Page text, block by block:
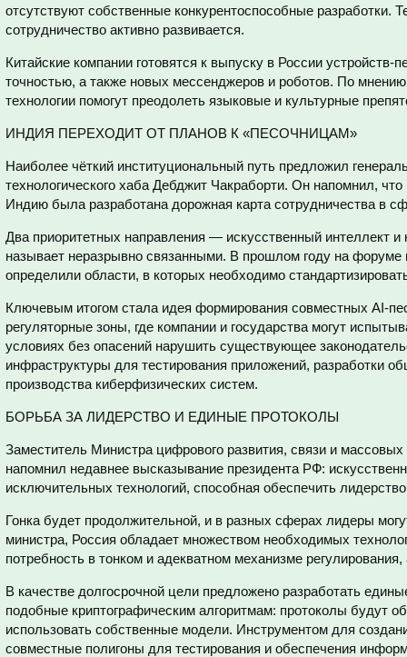
отсутствуют собственные конкурентоспособные разработки.
сотрудничество активно развивается.
Китайские компании готовятся к выпуску в России устройств-
точностью, а также новых мессенджеров и роботов. По
технологии помогут преодолеть языковые и культурные
ИНДИЯ ПЕРЕХОДИТ ОТ ПЛАНОВ К «ПЕСОЧНИЦАМ»
Наиболее чёткий институциональный путь предложил
технологического хаба Дебджит Чакраборти. Он напомнил,
Индию была разработана дорожная карта сотрудничества в
Два приоритетных направления — искусственный интеллект и
называет неразрывно связанными. В прошлом году на форуме
определили области, в которых необходимо
Ключевым итогом стала идея формирования совместных AI-
регуляторные зоны, где компании и государства могут
условиях без опасений нарушить существующее
инфраструктуры для тестирования приложений, разработки
производства киберфизических систем.
БОРЬБА ЗА ЛИДЕРСТВО И ЕДИНЫЕ ПРОТОКОЛЫ
Заместитель Министра цифрового развития, связи и
напомнил недавнее высказывание президента РФ:
исключительных технологий, способная обеспечить
Гонка будет продолжительной, и в разных сферах лидеры
министра, Россия обладает множеством необходимых
потребность в тонком и адекватном механизме
В качестве долгосрочной цели предложено разработать
подобные криптографическим алгоритмам: протоколы будут
использовать собственные модели. Инструментом для
совместные полигоны для тестирования и обеспечения